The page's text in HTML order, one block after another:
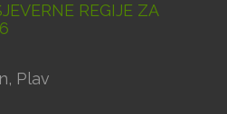
REGIJE ZA
Plav